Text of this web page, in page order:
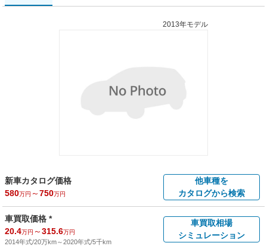
2013年モデル
新車カタログ価格
580万円 ～750万円
他車種を
カタログから検索
車買取価格 *
20.4万円 ～315.6万円
2014年式/20万km～2020年式/5千km
車買取相場
シミュレーション